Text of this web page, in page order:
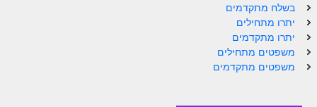
הזוהר הקדוש שמות מתקדמים
הזוהר הקדוש וארא מתחילים
הזוהר הקדוש וארא מתקדמים
בשלח מתקדמים
יתרו מתחילים
יתרו מתקדמים
משפטים מתחילים
משפטים מתקדמים